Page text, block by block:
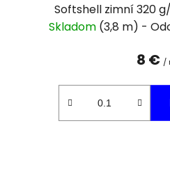
Softshell zimní 320
Skladom (3,8 m)
8 € /